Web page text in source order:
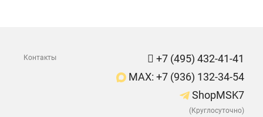
Контакты
+7 (495) 432-41-41
MAX: +7 (936) 132-34-54
ShopMSK7
(Круглосуточно)